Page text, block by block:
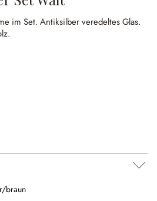
im Set. Antiksilber veredeltes Glas.
braun